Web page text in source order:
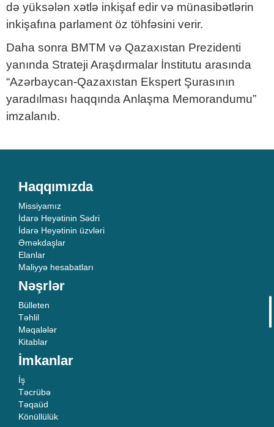
də yüksələn xətlə inkişaf edir və münasibətlərin
inkişafına parlament öz töhfəsini verir.
Daha sonra BMTM və Qazaxıstan Prezidenti
yanında Strateji Araşdırmalar İnstitutu arasında
“Azərbaycan-Qazaxıstan Ekspert Şurasının
yaradılması haqqında Anlaşma Memorandumu”
imzalanıb.
Haqqımızda
Missiyamız
İdarə Heyətinin Sədri
İdarə Heyətinin üzvləri
Əməkdaşlar
Elanlar
Maliyyə hesabatları
Nəşrlər
Bülleten
Təhlil
Məqalələr
Kitablar
İmkanlar
İş
Təcrübə
Təqaüd
Könüllülük